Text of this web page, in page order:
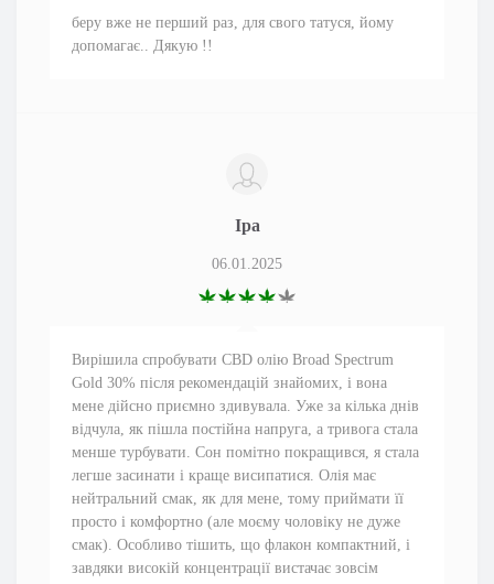
беру вже не перший раз, для свого татуся, йому
допомагає.. Дякую !!
Іра
06.01.2025
Вирішила спробувати CBD олію Broad Spectrum
Gold 30% після рекомендацій знайомих, і вона
мене дійсно приємно здивувала. Уже за кілька днів
відчула, як пішла постійна напруга, а тривога стала
менше турбувати. Сон помітно покращився, я стала
легше засинати і краще висипатися. Олія має
нейтральний смак, як для мене, тому приймати її
просто і комфортно (але моєму чоловіку не дуже
смак). Особливо тішить, що флакон компактний, і
завдяки високій концентрації вистачає зовсім